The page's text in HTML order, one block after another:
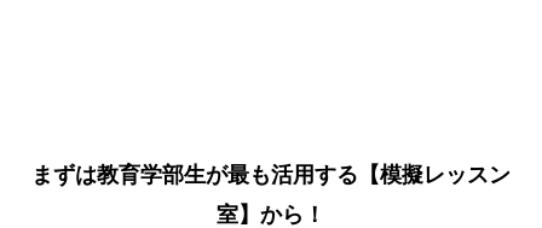
まずは教育学部生が最も活用する【模擬レッスン
室】から！